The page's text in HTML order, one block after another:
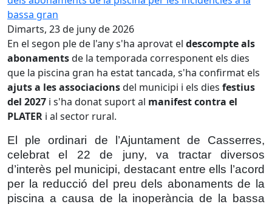
Dimarts, 23 de juny de 2026
En el segon ple de l'any s'ha aprovat el descompte als
abonamentsde la temporada corresponent els dies
que la piscina gran ha estat tancada, s'ha confirmat els
ajuts a les associacionsdel municipi i els dies festius
del 2027 i s'ha donat suport al manifest contra el
PLATER i al sector rural.
El ple ordinari de l’Ajuntament de Casserres,
celebrat el 22 de juny, va tractar diversos
d’interès pel municipi, destacant entre ells l’acord
per la reducció del preu dels abonaments de la
piscina a causa de la inoperància de la bassa